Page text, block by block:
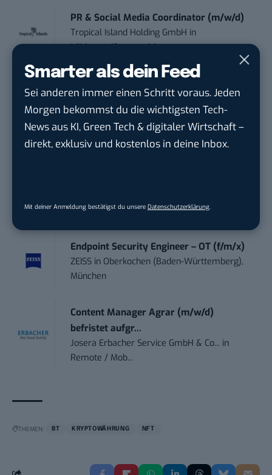
Smarter als dein Feed
Sei anderen immer einen Schritt voraus. Jeden
Morgen bekommst du die wichtigsten Tech-
News aus KI, Green Tech & digitaler Wirtschaft –
direkt, exklusiv und kostenlos in deine Inbox.
Mit deiner Anmeldung bestätigst du unsere Datenschutzerklärung.
PR & Social Media Coordinator (m/w/d)
Tropical Island Holding GmbH in
Lübbenau/Spreewald
(m...
Social DNA GmbHinFrankfurt am Main,
Frankfurt am Main
Heilbronn, F...
Endpoint Security Engineer – OT (f/m/x)
ZEISS in Oberkochen (Baden-Württemberg),
München
Content Manager Agrar (m/w/d)
befristet aufgr...
Josera Erbacher Service GmbH & Co... in
Remote / Mob...
THEMEN: BT KRYPTOWÄHRUNG NFT